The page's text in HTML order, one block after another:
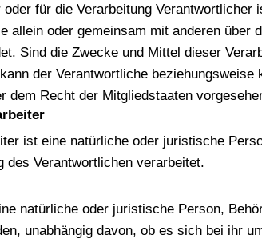
oder für die Verarbeitung
allein oder gemeinsam mit anderen über
Sind die Zwecke und Mittel dieser
der Verantwortliche
dem Recht der Mitgliedstaaten
ist eine natürliche oder juristische
des Verantwortlichen verarbeitet.
natürliche oder juristische Person,
unabhängig davon, ob es sich bei ihr